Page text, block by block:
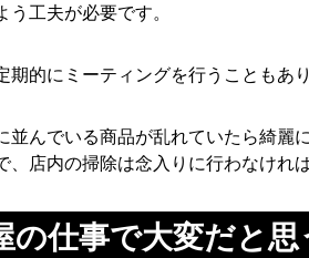
う工夫が必要です。
期的にミーティングを行うこともあ
並んでいる商品が乱れていたら綺麗
、店内の掃除は念入りに行わなけれ
の仕事で大変だと